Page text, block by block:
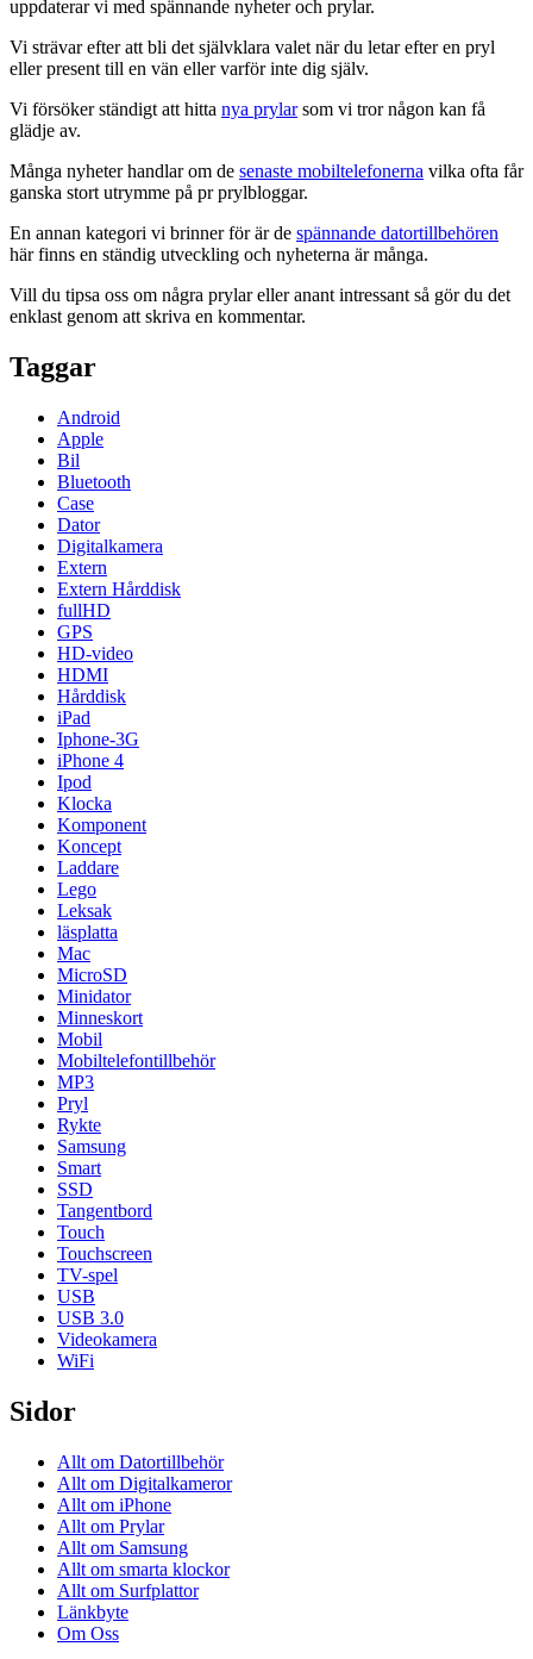
uppdaterar vi med spännande nyheter och prylar.
Vi strävar efter att bli det självklara valet när du letar efter en pryl
eller present till en vän eller varför inte dig själv.
Vi försöker ständigt att hitta nya prylarsom vi tror någon kan få
glädje av.
Många nyheter handlar om de senaste mobiltelefonerna vilka ofta får
ganska stort utrymme på pr prylbloggar.
En annan kategori vi brinner för är de spännande datortillbehören
här finns en ständig utveckling och nyheterna är många.
Vill du tipsa oss om några prylar eller anant intressant så gör du det
enklast genom att skriva en kommentar.
Taggar
Android
Apple
Bil
Bluetooth
Case
Dator
Digitalkamera
Extern
Extern Hårddisk
fullHD
GPS
HD-video
HDMI
Hårddisk
iPad
Iphone-3G
iPhone 4
Ipod
Klocka
Komponent
Koncept
Laddare
Lego
Leksak
läsplatta
Mac
MicroSD
Minidator
Minneskort
Mobil
Mobiltelefontillbehör
MP3
Pryl
Rykte
Samsung
Smart
SSD
Tangentbord
Touch
Touchscreen
TV-spel
USB
USB 3.0
Videokamera
WiFi
Sidor
Allt om Datortillbehör
Allt om Digitalkameror
Allt om iPhone
Allt om Prylar
Allt om Samsung
Allt om smarta klockor
Allt om Surfplattor
Länkbyte
Om Oss